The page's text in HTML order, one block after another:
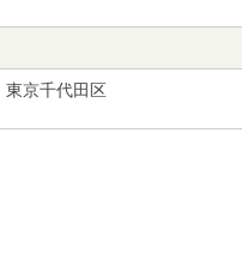
東京千代田区